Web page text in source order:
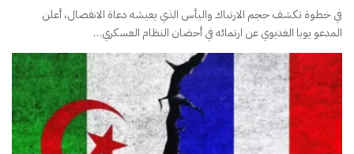
في خطوة تكشف حجم الارتباك واليأس الذي يعيشه دعاة الانفصال، أعلن
المدعو يوبا الغديوي عن ارتمائه في أحضان النظام العسكري…